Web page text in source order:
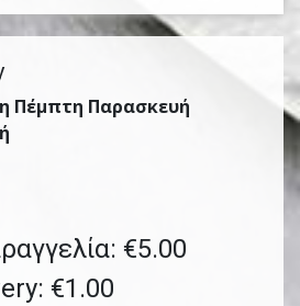
Πέμπτη Παρασκευή
€5.00
€1.00